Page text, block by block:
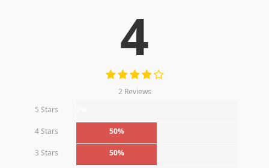
4
2 Reviews
5 Stars
4 Stars 50%
3 Stars 50%